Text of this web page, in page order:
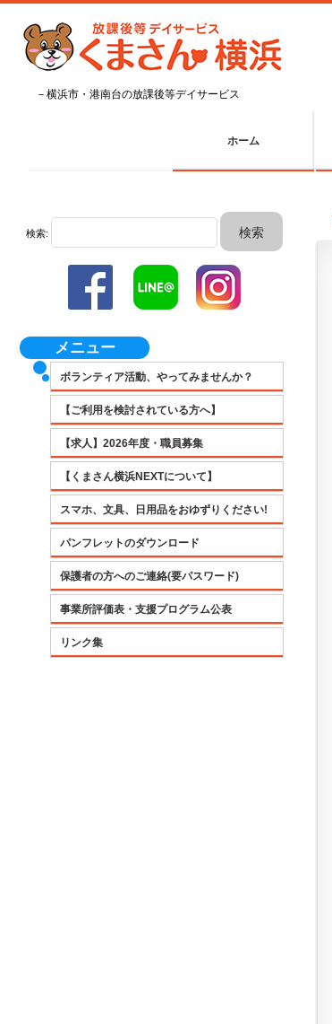
－横浜市・港南台の放課後等デイサービス
ホーム
検索:
メニュー
ボランティア活動、やってみませんか？
【ご利用を検討されている方へ】
【求人】2026年度・職員募集
【くまさん横浜NEXTについて】
スマホ、文具、日用品をおゆずりください!
パンフレットのダウンロード
保護者の方へのご連絡(要パスワード)
事業所評価表・支援プログラム公表
リンク集